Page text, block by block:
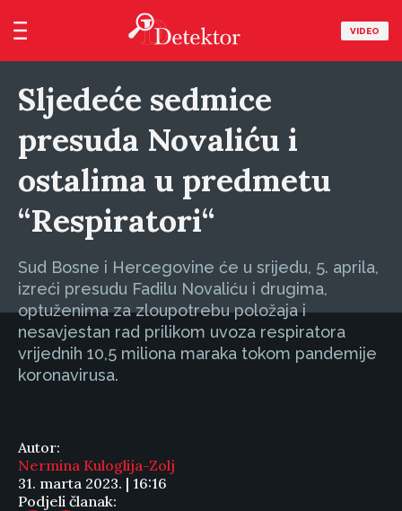
VIDEO
Sljedeće sedmice
presuda Novaliću i
ostalima u predmetu
“Respiratori“
Sud Bosne i Hercegovine će u srijedu, 5. aprila,
izreći presudu Fadilu Novaliću i drugima,
optuženima za zloupotrebu položaja i
nesavjestan rad prilikom uvoza respiratora
vrijednih 10,5 miliona maraka tokom pandemije
koronavirusa.
Autor:
Nermina Kuloglija-Zolj
31. marta 2023. | 16:16
Podjeli članak: